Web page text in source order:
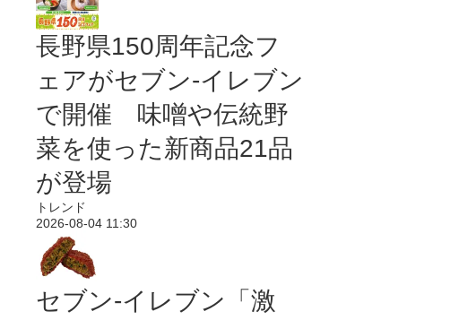
長野県150周年記念フ
ェアがセブン-イレブン
で開催 味噌や伝統野
菜を使った新商品21品
が登場
トレンド
2026-08-04 11:30
セブン-イレブン「激